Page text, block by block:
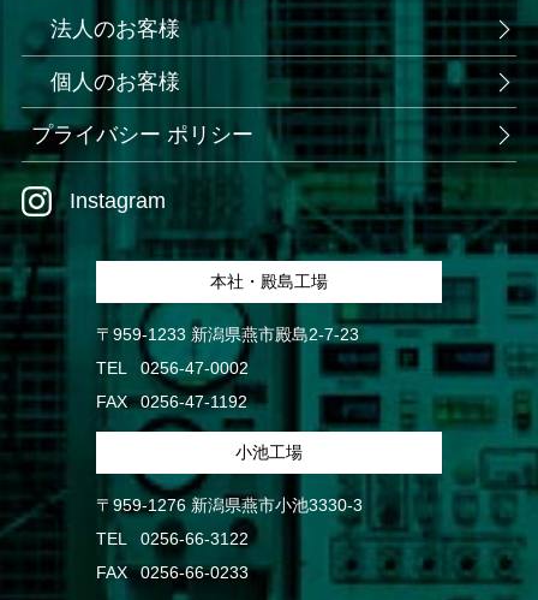
Instagram
法人のお客様
個人のお客様
プライバシー ポリシー
本社・殿島工場
〒959-1233 新潟県燕市殿島2-7-23
TEL
0256-47-0002
FAX
0256-47-1192
小池工場
〒959-1276 新潟県燕市小池3330-3
TEL
0256-66-3122
FAX
0256-66-0233